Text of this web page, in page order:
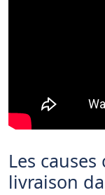
Les
livraison